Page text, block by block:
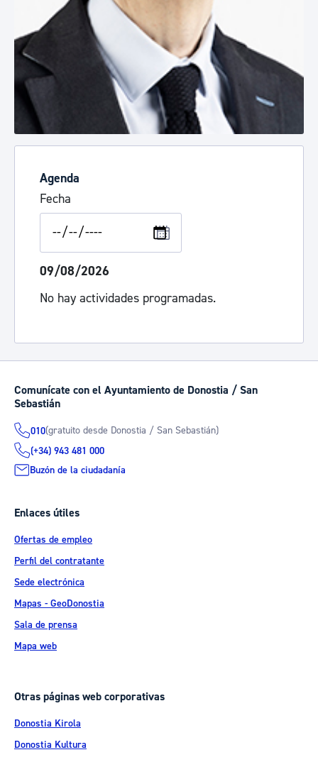
Agenda
Fecha
09/08/2026
No hay actividades programadas.
Comunícate con el Ayuntamiento de Donostia / San
Sebastián
010(gratuito desde Donostia / San Sebastián)
(+34) 943 481 000
Buzón de la ciudadanía
Enlaces útiles
Ofertas de empleo
Perfil del contratante
Sede electrónica
Mapas - GeoDonostia
Sala de prensa
Mapa web
Otras páginas web corporativas
Donostia Kirola
Donostia Kultura